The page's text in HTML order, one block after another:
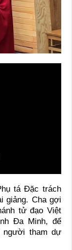
tá Đặc trách
giảng. Cha gợi
tử đạo Việt
Đa Minh, để
người tham dự